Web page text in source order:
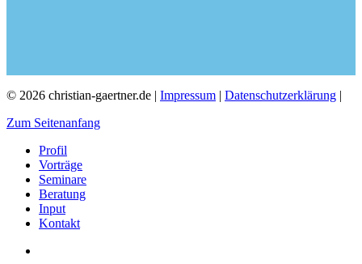
© 2026 christian-gaertner.de | Impressum | Datenschutzerklärung |
Zum Seitenanfang
Profil
Vorträge
Seminare
Beratung
Input
Kontakt